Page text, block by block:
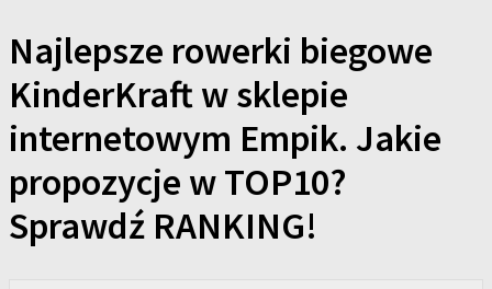
Najlepsze rowerki biegowe
KinderKraft w sklepie
internetowym Empik. Jakie
propozycje w TOP10?
Sprawdź RANKING!